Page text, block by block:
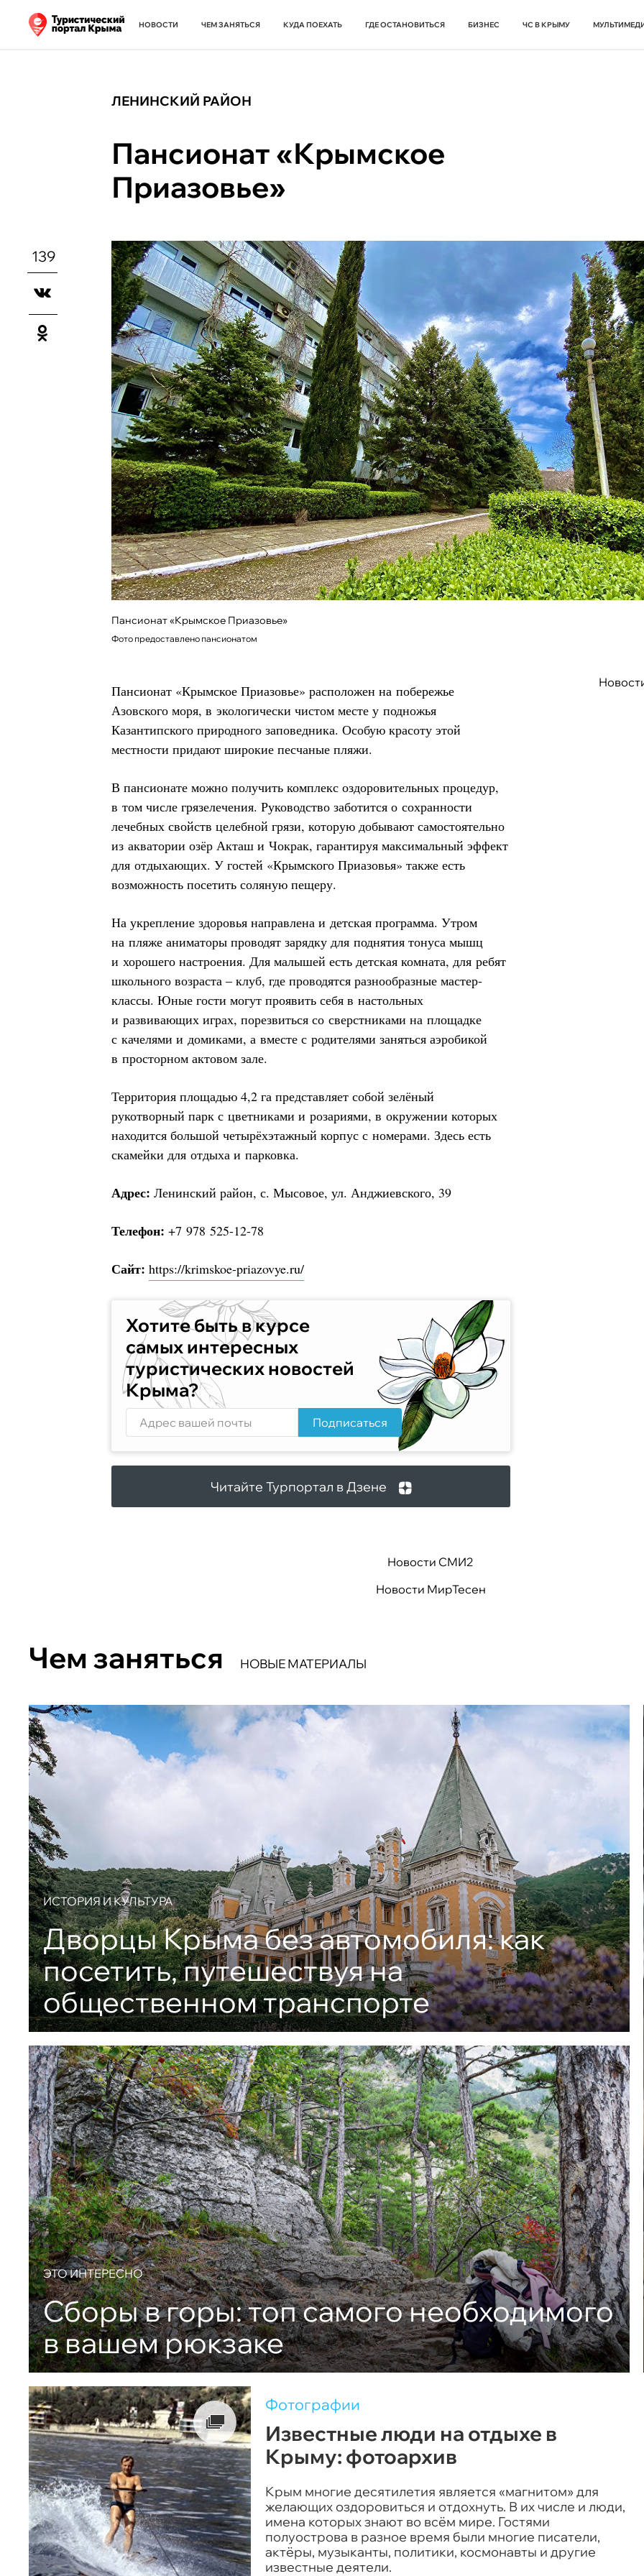
НОВОСТИ ЧЕМ ЗАНЯТЬСЯ КУДА ПОЕХАТЬ ГДЕ ОСТАНОВИТЬСЯ БИЗНЕС ЧС В КРЫМУ
ЛЕНИНСКИЙ РАЙОН
Пансионат «Крымское
Приазовье»
139
Пансионат «Крымское Приазовье»
Фото предоставлено пансионатом
Пансионат «Крымское Приазовье» расположен на побережье
Азовского моря, в экологически чистом месте у подножья
Казантипского природного заповедника. Особую красоту этой
местности придают широкие песчаные пляжи.
В пансионате можно получить комплекс оздоровительных процедур,
в том числе грязелечения. Руководство заботится о сохранности
лечебных свойств целебной грязи, которую добывают самостоятельно
из акватории озёр Акташ и Чокрак, гарантируя максимальный эффект
для отдыхающих. У гостей «Крымского Приазовья» также есть
возможность посетить соляную пещеру.
На укрепление здоровья направлена и детская программа. Утром
на пляже аниматоры проводят зарядку для поднятия тонуса мышц
и хорошего настроения. Для малышей есть детская комната, для ребят
школьного возраста – клуб, где проводятся разнообразные мастер-
классы. Юные гости могут проявить себя в настольных
и развивающих играх, порезвиться со сверстниками на площадке
с качелями и домиками, а вместе с родителями заняться аэробикой
в просторном актовом зале.
Территория площадью 4,2 га представляет собой зелёный
рукотворный парк с цветниками и розариями, в окружении которых
находится большой четырёхэтажный корпус с номерами. Здесь есть
скамейки для отдыха и парковка.
Адрес: Ленинский район, с. Мысовое, ул. Анджиевского, 39
Телефон: +7 978 525-12-78
Сайт: https://krimskoe-priazovye.ru/
Хотите быть в курсе
самых интересных
туристических новостей
Крыма?
Подписаться
Читайте Турпортал в Дзене
Новости СМИ2
Новости МирТесен
Чем заняться НОВЫЕ МАТЕРИАЛЫ
ИСТОРИЯ И КУЛЬТУРА
Дворцы Крыма без автомобиля: как
посетить, путешествуя на
общественном транспорте
ЭТО ИНТЕРЕСНО
Сборы в горы: топ самого необходимого
в вашем рюкзаке
Фотографии
Известные люди на отдыхе в
Крыму: фотоархив
Крым многие десятилетия является «магнитом» для
желающих оздоровиться и отдохнуть. В их числе и люди,
имена которых знают во всём мире. Гостями
полуострова в разное время были многие писатели,
актёры, музыканты, политики, космонавты и другие
известные деятели.